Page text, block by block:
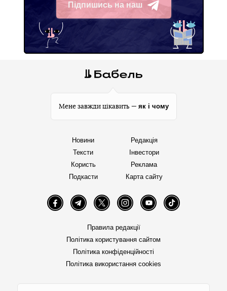
Підпишись на наш
Telegram
Мене завжди цікавить — як і чому
Новини
Тексти
Користь
Подкасти
Редакція
Інвестори
Реклама
Карта сайту
FacebookTelegramTwitter InstagramYouTube TikTok
Правила редакції
Політика користування сайтом
Політика конфіденційності
Політика використання cookies